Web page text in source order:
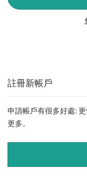
註冊新帳戶
申請帳戶有很多好處:
更多。